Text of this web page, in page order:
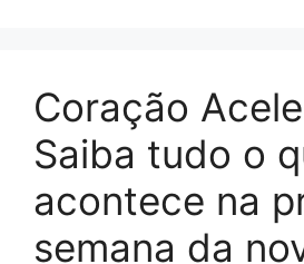
Coração
Saiba tudo o
acontece na
semana da